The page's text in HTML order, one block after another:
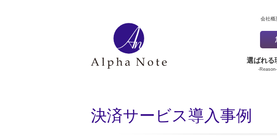
選ばれる
-Reason-
会社概
決済サービス導入事例